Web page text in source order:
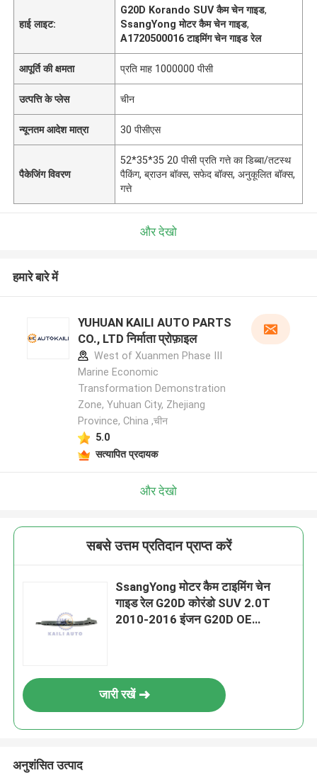
हाई लाइट:
G20D Korando SUV कैम चेन गाइड,
SsangYong मोटर कैम चेन गाइड,
A1720500016 टाइमिंग चेन गाइड रेल
आपूर्ति की क्षमता प्रति माह 1000000 पीसी
उत्पत्ति के प्लेस चीन
न्यूनतम आदेश मात्रा 30 पीसीएस
पैकेजिंग विवरण
52*35*35 20 पीसी प्रति गत्ते का डिब्बा/तटस्थ
पैकिंग, ब्राउन बॉक्स, सफेद बॉक्स, अनुकूलित बॉक्स,
गत्ते
और देखो
हमारे बारे में
YUHUAN KAILI AUTO PARTS
CO., LTD निर्माता प्रोफ़ाइल
West of Xuanmen Phase III
Marine Economic
Transformation Demonstration
Zone, Yuhuan City, Zhejiang
Province, China ,चीन
5.0
सत्यापित प्रदायक
और देखो
सबसे उत्तम प्रतिदान प्राप्त करें
SsangYong मोटर कैम टाइमिंग चेन
गाइड रेल G20D कोरंडो SUV 2.0T
2010-2016 इंजन G20D OE
जारी रखें
अनुशंसित उत्पाद